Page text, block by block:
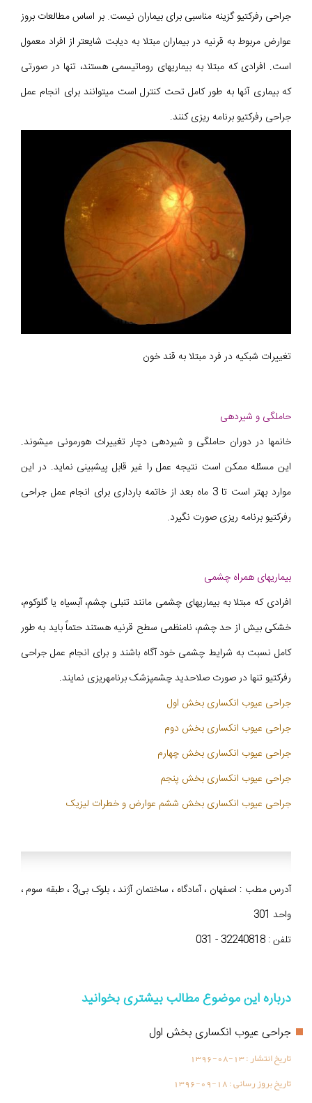
جراحی رفرکتیو گزینه مناسبی برای بیماران نیست. بر اساس مطالعات بروز
عوارض مربوط به قرنیه در بیماران مبتلا به دیابت شایعتر از افراد معمول
است. افرادی که مبتلا به بیماریهای روماتیسمی هستند، تنها در صورتی
که بیماری آنها به طور کامل تحت کنترل است میتوانند برای انجام عمل
جراحی رفرکتیو برنامه ریزی کنند.
تغییرات شبکیه در فرد مبتلا به قند خون
حاملگی و شیردهی
خانمها در دوران حاملگی و شیردهی دچار تغییرات هورمونی میشوند.
این مسئله ممکن است نتیجه عمل را غیر قابل پیشبینی نماید. در این
موارد بهتر است تا 3 ماه بعد از خاتمه بارداری برای انجام عمل جراحی
رفرکتیو برنامه ریزی صورت نگیرد.
بیماریهای همراه چشمی
افرادی که مبتلا به بیماریهای چشمی مانند تنبلی چشم، آبسیاه یا گلوکوم،
خشکی بیش از حد چشم، نامنظمی سطح قرنیه هستند حتماً باید به طور
کامل نسبت به شرایط چشمی خود آگاه باشند و برای انجام عمل جراحی
رفرکتیو تنها در صورت صلاحدید چشمپزشک برنامهریزی نمایند.
جراحی عیوب انکساری بخش اول
جراحی عیوب انکساری بخش دوم
جراحی عیوب انکساری بخش چهارم
جراحی عیوب انکساری بخش پنجم
جراحی عیوب انکساری بخش ششم عوارض و خطرات لیزیک
آدرس مطب : اصفهان ، آمادگاه ، ساختمان آژند ، بلوک بی3 ، طبقه سوم ،
واحد 301
تلفن : 32240818 - 031
درباره این موضوع مطالب بیشتری بخوانید
جراحی عیوب انکساری بخش اول
تاریخ انتشار :1396-08-13
تاریخ بروز رسانی :1396-09-18